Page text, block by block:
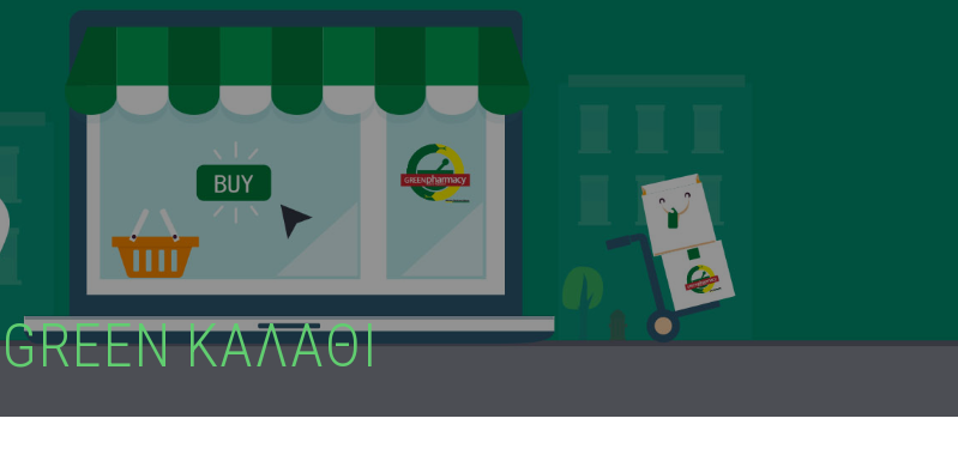
GREEN ΚΑΛΑΘΙ